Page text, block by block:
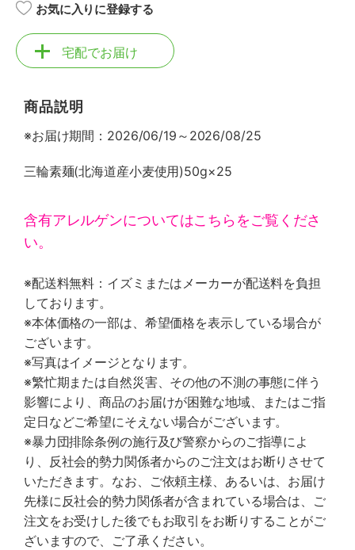
お気に入りに登録する
宅配でお届け
商品説明
※お届け期間：2026/06/19～2026/08/25
三輪素麺(北海道産小麦使用)50g×25
含有アレルゲンについてはこちらをご覧くださ
い。
※配送料無料：イズミまたはメーカーが配送料を負担
しております。
※本体価格の一部は、希望価格を表示している場合が
ございます。
※写真はイメージとなります。
※繁忙期または自然災害、その他の不測の事態に伴う
影響により、商品のお届けが困難な地域、またはご指
定日などご希望にそえない場合がございます。
※暴力団排除条例の施行及び警察からのご指導によ
り、反社会的勢力関係者からのご注文はお断りさせて
いただきます。なお、ご依頼主様、あるいは、お届け
先様に反社会的勢力関係者が含まれている場合は、ご
注文をお受けした後でもお取引をお断りすることがご
ざいますので、ご了承ください。